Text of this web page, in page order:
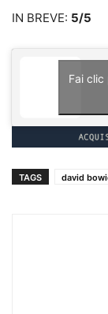
IN BREVE: 5/5
Fai
TAGS david